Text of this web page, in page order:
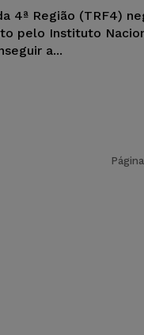
4ª Região (TRF4)
pelo Instituto
a...